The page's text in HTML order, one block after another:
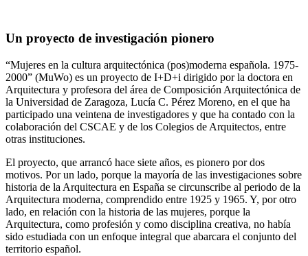
Un proyecto de investigación pionero
“Mujeres en la cultura arquitectónica (pos)moderna española. 1975-
2000” (MuWo) es un proyecto de I+D+i dirigido por la doctora en
Arquitectura y profesora del área de Composición Arquitectónica de
la Universidad de Zaragoza, Lucía C. Pérez Moreno, en el que ha
participado una veintena de investigadores y que ha contado con la
colaboración del CSCAE y de los Colegios de Arquitectos, entre
otras instituciones.
El proyecto, que arrancó hace siete años, es pionero por dos
motivos. Por un lado, porque la mayoría de las investigaciones sobre
historia de la Arquitectura en España se circunscribe al periodo de la
Arquitectura moderna, comprendido entre 1925 y 1965. Y, por otro
lado, en relación con la historia de las mujeres, porque la
Arquitectura, como profesión y como disciplina creativa, no había
sido estudiada con un enfoque integral que abarcara el conjunto del
territorio español.